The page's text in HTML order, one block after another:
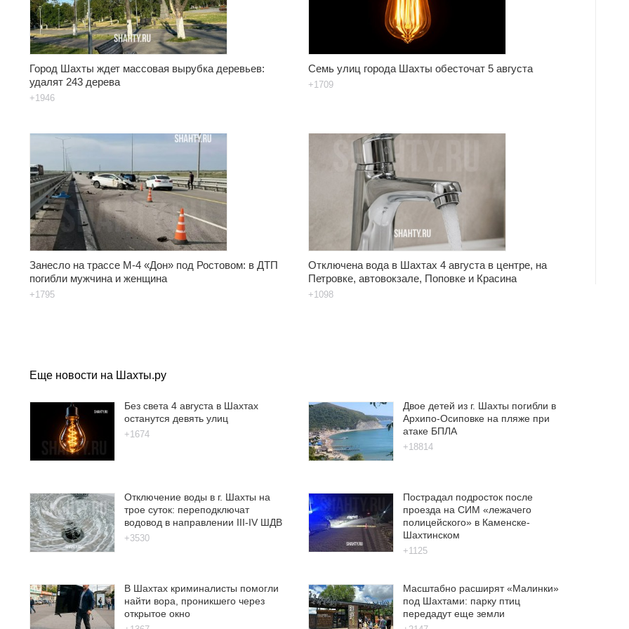
Город Шахты ждет массовая вырубка деревьев:
удалят 243 дерева
+1946
Семь улиц города Шахты обесточат 5 августа
+1709
Занесло на трассе М-4 «Дон» под Ростовом: в ДТП
погибли мужчина и женщина
+1795
Отключена вода в Шахтах 4 августа в центре, на
Петровке, автовокзале, Поповке и Красина
+1098
Еще новости на Шахты.ру
Без света 4 августа в Шахтах
останутся девять улиц
+1674
Двое детей из г. Шахты погибли в
Архипо-Осиповке на пляже при
атаке БПЛА
+18814
Отключение воды в г. Шахты на
трое суток: переподключат
водовод в направлении III-IV ШДВ
+3530
Пострадал подросток после
проезда на СИМ «лежачего
полицейского» в Каменске-
Шахтинском
+1125
В Шахтах криминалисты помогли
найти вора, проникшего через
открытое окно
Масштабно расширят «Малинки»
под Шахтами: парку птиц
передадут еще земли